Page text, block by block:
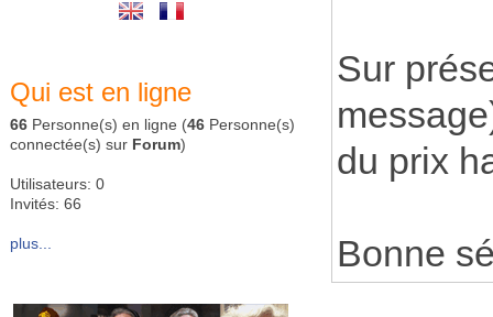
Qui est en ligne
66 Personne(s) en ligne (46 Personne(s)
connectée(s) sur Forum)
Utilisateurs: 0
Invités: 66
plus...
Sur
du prix
Bonne